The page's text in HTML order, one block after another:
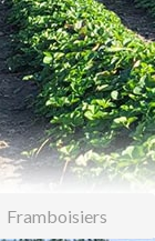
Framboisiers